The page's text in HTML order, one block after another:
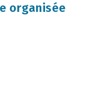
organisée